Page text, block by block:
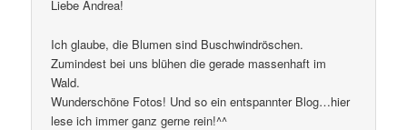
Liebe Andrea!
Ich glaube, die Blumen sind Buschwindröschen.
Zumindest bei uns blühen die gerade massenhaft im
Wald.
Wunderschöne Fotos! Und so ein entspannter Blog…hier
lese ich immer ganz gerne rein!^^